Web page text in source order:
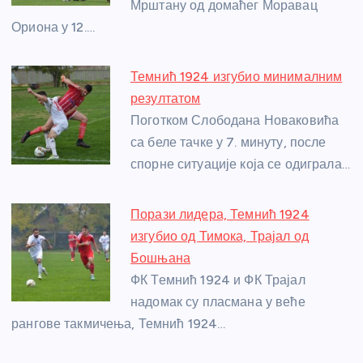
k
Мрштану од домаћег Моравац
Ориона у 12.…
Темнић 1924 изгубио минималним
резултатом
Поготком Слободана Новаковића
са беле тачке у 7. минуту, после
спорне ситуације која се одиграла…
Порази лидера, Темнић 1924
изгубио од Тимока, Трајал од
Бошњана
ФК Темнић 1924 и ФК Трајал
надомак су пласмана у веће
рангове такмичења, Темнић 1924…